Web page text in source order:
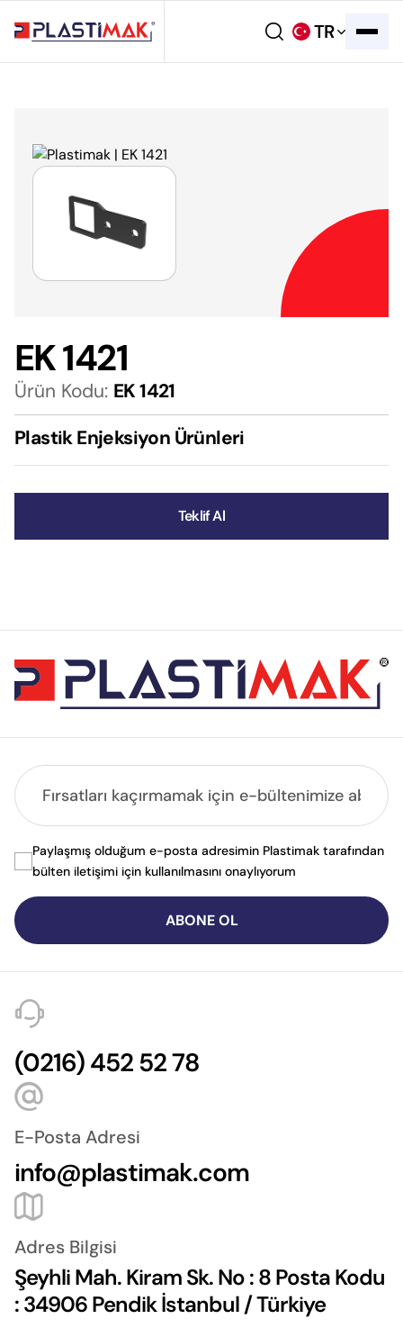
TR
EK 1421
Ürün Kodu: EK 1421
Plastik Enjeksiyon Ürünleri
Teklif Al
ABONE OL
Paylaşmış olduğum e-posta adresimin Plastimak tarafından
bülten iletişimi için kullanılmasını onaylıyorum
(0216) 452 52 78
E-Posta Adresi
info@plastimak.com
Adres Bilgisi
Şeyhli Mah. Kiram Sk. No : 8 Posta Kodu
: 34906 Pendik İstanbul / Türkiye